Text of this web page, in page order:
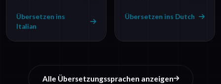
Übersetzen ins
Italian
Übersetzen ins Dutch
Alle Übersetzungssprachen anzeigen